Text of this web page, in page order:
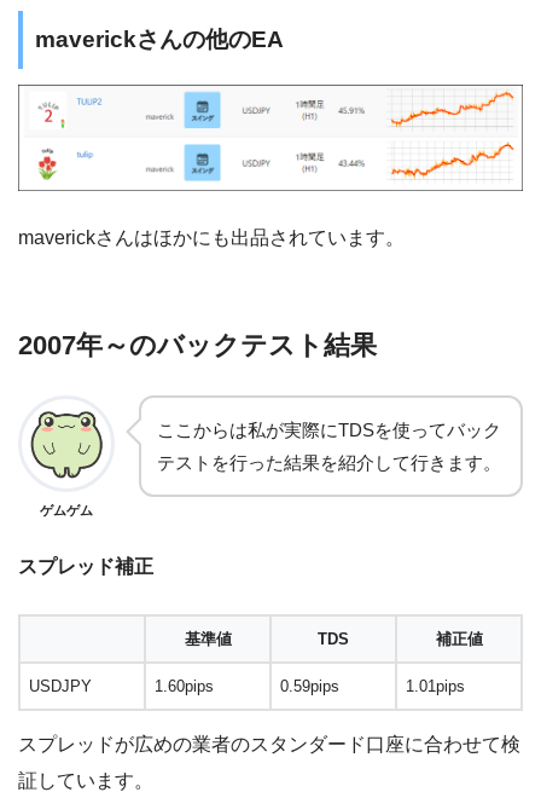
maverickさんの他のEA
maverickさんはほかにも出品されています。
2007年～のバックテスト結果
ゲムゲム
ここからは私が実際にTDSを使ってバック
テストを行った結果を紹介して行きます。
スプレッド補正
基準値 TDS 補正値
USDJPY 1.60pips 0.59pips 1.01pips
スプレッドが広めの業者のスタンダード口座に合わせて検
証しています。